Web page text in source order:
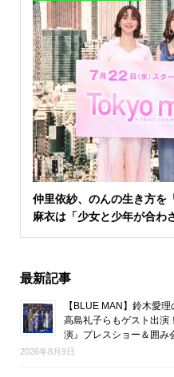
仲里依紗、のんの生き方を
麻衣は「少女と少年が合わ
最新記事
【BLUE MAN】鈴木愛
高島礼子らもゲスト出演
演』プレスショー＆囲み
2026年8月9日